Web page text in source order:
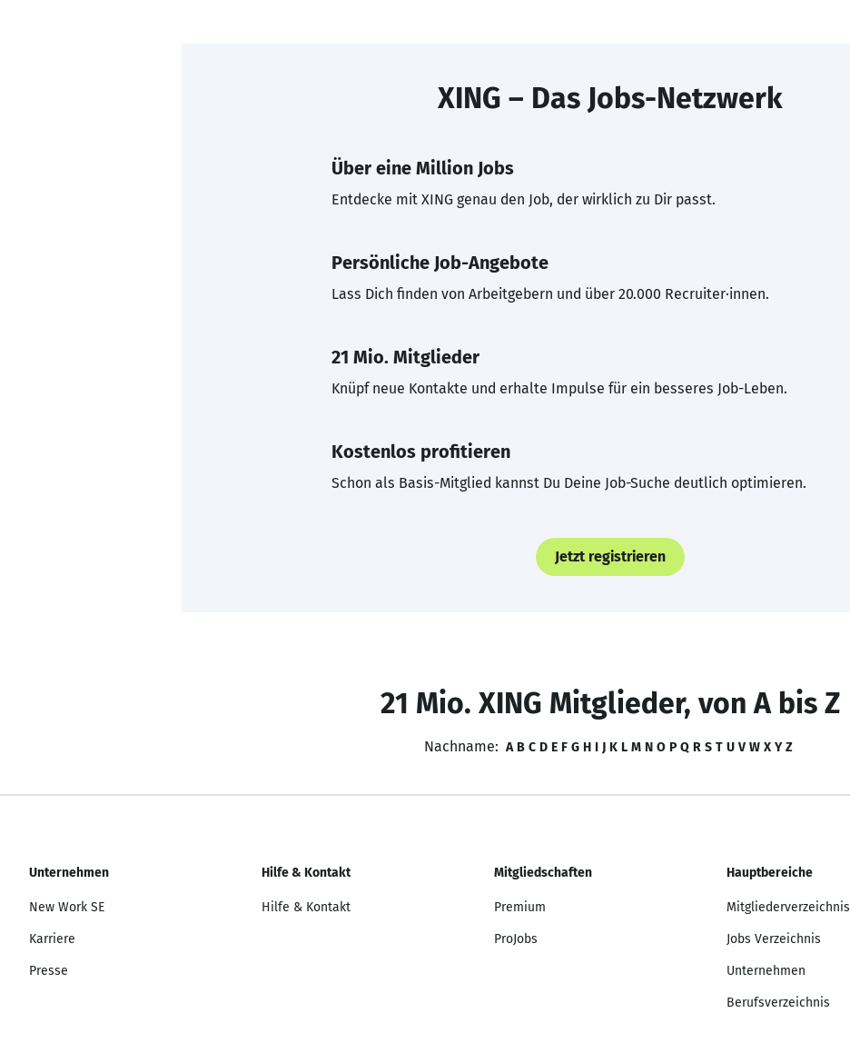
XING – Das Jobs-Netzwerk
Über eine Million Jobs
Entdecke mit XING genau den Job, der wirklich zu Dir passt.
Persönliche Job-Angebote
Lass Dich finden von Arbeitgebern und über 20.000 Recruiter·innen.
21 Mio. Mitglieder
Knüpf neue Kontakte und erhalte Impulse für ein besseres Job-Leben.
Kostenlos profitieren
Schon als Basis-Mitglied kannst Du Deine Job-Suche deutlich optimieren.
Jetzt registrieren
21 Mio. XING Mitglieder, von A bis Z
Nachname: A B C D E F G H I J K L M N O P Q R S T U V W X Y Z
Unternehmen
New Work SE
Karriere
Presse
Hilfe & Kontakt
Hilfe & Kontakt
Mitgliedschaften
Premium
ProJobs
Hauptbereiche
Mitgliederverzeichnis
Jobs Verzeichnis
Unternehmen
Berufsverzeichnis